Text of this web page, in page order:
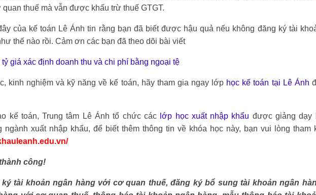
thuế mà vẫn được khấu trừ thuế GTGT.
của kế toán Lê Ánh tin rằng bạn đã biết được hậu quả nếu không đăng ký tài
thế nào rồi. Cảm ơn các bạn đã theo dõi bài viết
giá xác định doanh thu và chi phí bằng ngoại tệ
kinh nghiệm và kỹ năng về kế toán, hãy tham gia ngay lớp học kế toán tại Lê Ánh
kế toán, Trung tâm Lê Ánh tổ chức các lớp học xuất nhập khẩu được giảng dạy
ngành xuất nhập khẩu, để biết thêm thông tin về khóa học này, bạn vui lòng tham
công!
ký tài khoản ngân hàng với cơ quan thuế, đăng ký bổ sung tài khoản ngân